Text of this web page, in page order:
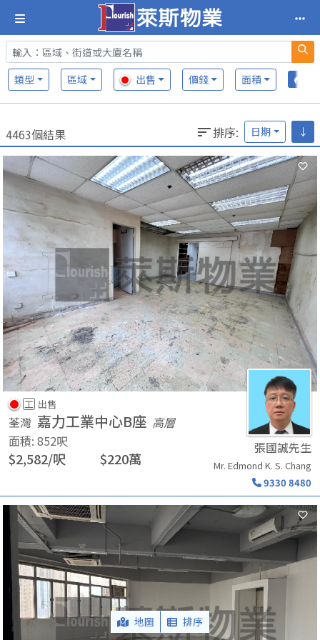
類型 區域 出售 價錢 面積
4463個結果 排序: 日期 ↓
工 出售
荃灣 嘉力工業中心B座 高層
面積: 852呎
$2,582/呎 $220萬
張國誠先生
Mr. Edmond K. S. Chang
9330 8480
地圖 排序